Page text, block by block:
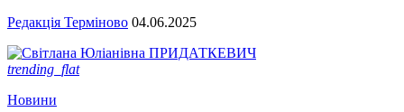
Редакція Терміново 04.06.2025
trending_flat
Новини